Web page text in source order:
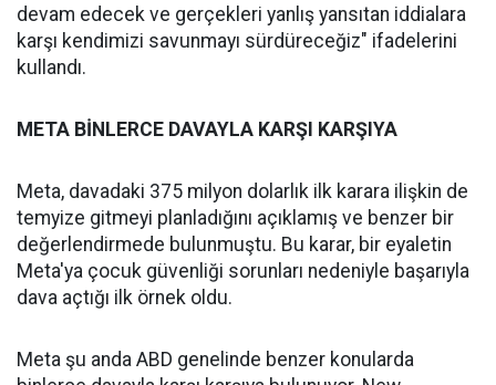
devam edecek ve gerçekleri yanlış yansıtan iddialara
karşı kendimizi savunmayı sürdüreceğiz" ifadelerini
kullandı.
META BİNLERCE DAVAYLA KARŞI KARŞIYA
Meta, davadaki 375 milyon dolarlık ilk karara ilişkin de
temyize gitmeyi planladığını açıklamış ve benzer bir
değerlendirmede bulunmuştu. Bu karar, bir eyaletin
Meta'ya çocuk güvenliği sorunları nedeniyle başarıyla
dava açtığı ilk örnek oldu.
Meta şu anda ABD genelinde benzer konularda